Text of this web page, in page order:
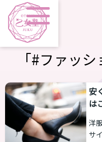
「#ファッ
安
は
洋
サ